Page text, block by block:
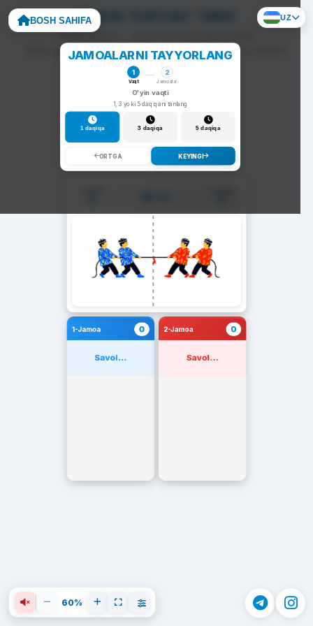
BOSH SAHIFA UZ
ARQON TORTISH: TARIX
To'g'ri javob — arqon siz tomonga tortiladi.
Noto'g'ri javob — arqon raqib tomonga siljiydi va darhol
yangi savol chiqadi.
JAMOALARNI TAYYORLANG
1
Vaqt
2
Jamoalar
O'yin vaqti
1, 3 yoki 5 daqiqani tanlang
1 daqiqa 3 daqiqa 5 daqiqa
ORTGA KEYINGI
1-Jamoa 0
Savol...
2-Jamoa 0
Savol...
60%